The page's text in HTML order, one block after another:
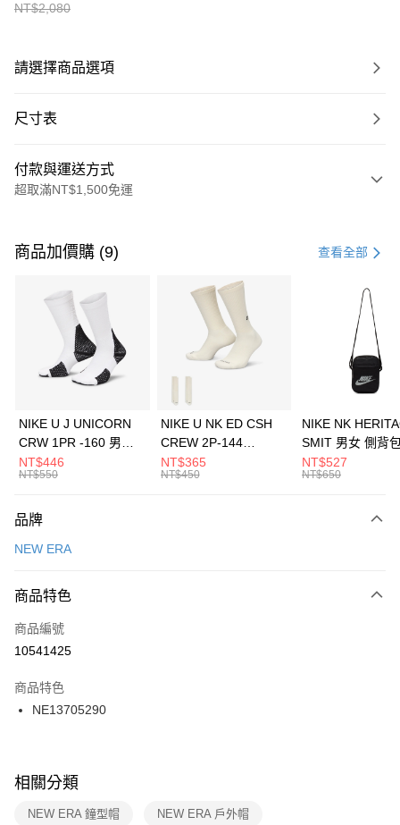
NT$2,080
請選擇商品選項
尺寸表
付款與運送方式
超取滿NT$1,500免運
信用卡一次付款
3 期 0 利率 每期 21家銀行
合作金庫商業銀行
第一商業銀行
華南商業銀行
彰化商業銀行
上海商業儲蓄銀行
元大商業銀行
台灣樂天信用卡公司
Apple Pay
全盈+PAY
AFTEE先享後付
【關於「AFTEE先享後付」】
便利好安心！
３．安心：先確認商品／服務後，再付款。
【「AFTEE先享後付」結帳流程】
１．於結帳方式選擇「AFTEE先享後付」後，將跳轉至「AFTEE先享後付」
２．訂單成立數日內，您將收到繳費通知簡訊。
３．收到繳費通知簡訊後14天內，點擊此簡訊中的連結，可透過四大超商／
ATM／網路銀行／等多元方式進行付款，方視為交易完成。
※ 交易是否成功請以「AFTEE先享後付 」之結帳頁面顯示為準，若有關於
是否繳費成功／繳費後需取消欲退款等相關疑問，請聯繫「AFTEE先享後付
客戶支援中心」https://netprotections.freshdesk.com/support/home
運送方式
每筆NT$100，滿NT$1,500(含以上)免運費
宅配
每筆NT$100，滿NT$1,500(含以上)免運費
付款後門市自取
每筆NT$100，滿NT$1,500(含以上)免運費
商品加價購 (9) 查看全部
NIKE U J UNICORN
CRW 1PR -160 男女
中統襪 FZ3393100
NT$446
NT$550
NIKE U NK ED CSH
CREW 2P-144
EMBRDY 男女 短統襪
FZ3073133
NT$365
NT$450
NIKE NK
SMIT 男女 側背
BA5871010
NT$527
NT$650
品牌
NEW ERA
商品特色
商品編號
10541425
商品特色
NE13705290
相關分類
NEW ERA 鐘型帽 NEW ERA 戶外帽